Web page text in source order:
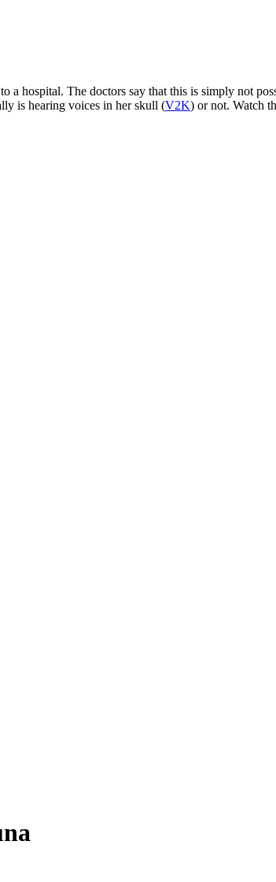
a hospital. The doctors say that this is simply not
is hearing voices in her skull (V2K) or not. Watch